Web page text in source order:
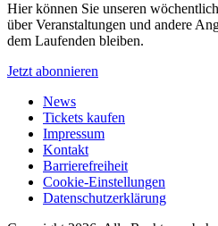
Hier können Sie unseren
über Veranstaltungen und andere
dem Laufenden bleiben.
Jetzt abonnieren
News
Tickets kaufen
Impressum
Kontakt
Barrierefreiheit
Cookie-Einstellungen
Datenschutzerklärung